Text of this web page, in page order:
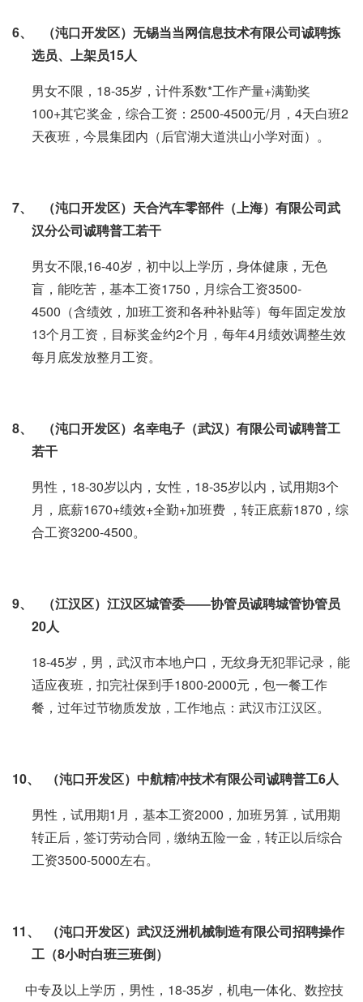
6、
（沌口开发区）无锡当当网信息技术有限公司诚聘拣
选员、上架员15人
男女不限，18-35岁，计件系数*工作产量+满勤奖
100+其它奖金，综合工资：2500-4500元/月，4天白班2
天夜班，今晨集团内（后官湖大道洪山小学对面）。
7、
（沌口开发区）天合汽车零部件（上海）有限公司武
汉分公司诚聘普工若干
男女不限,16-40岁，初中以上学历，身体健康，无色
盲，能吃苦，基本工资1750，月综合工资3500-
4500（含绩效，加班工资和各种补贴等）每年固定发放
13个月工资，目标奖金约2个月，每年4月绩效调整生效
每月底发放整月工资。
8、
（沌口开发区）名幸电子（武汉）有限公司诚聘普工
若干
男性，18-30岁以内，女性，18-35岁以内，试用期3个
月，底薪1670+绩效+全勤+加班费 ，转正底薪1870，综
合工资3200-4500。
9、
（江汉区）江汉区城管委——协管员诚聘城管协管员
20人
18-45岁，男，武汉市本地户口，无纹身无犯罪记录，能
适应夜班，扣完社保到手1800-2000元，包一餐工作
餐，过年过节物质发放，工作地点：武汉市江汉区。
10、 （沌口开发区）中航精冲技术有限公司诚聘普工6人
男性，试用期1月，基本工资2000，加班另算，试用期
转正后，签订劳动合同，缴纳五险一金，转正以后综合
工资3500-5000左右。
11、
（沌口开发区）武汉泛洲机械制造有限公司招聘操作
工（8小时白班三班倒）
中专及以上学历，男性，18-35岁，机电一体化、数控技